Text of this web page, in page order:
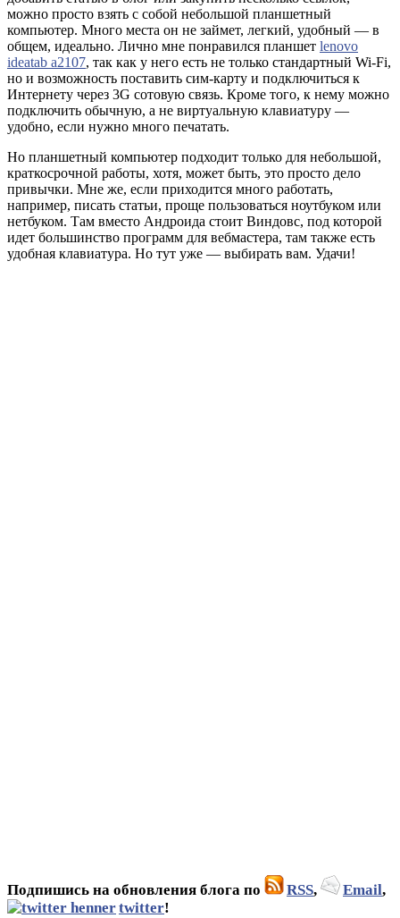
можно просто взять с собой небольшой планшетный
компьютер. Много места он не займет, легкий, удобный — в
общем, идеально. Лично мне понравился планшет lenovo
ideatab a2107, так как у него есть не только стандартный Wi-Fi,
но и возможность поставить сим-карту и подключиться к
Интернету через 3G сотовую связь. Кроме того, к нему можно
подключить обычную, а не виртуальную клавиатуру —
удобно, если нужно много печатать.
Но планшетный компьютер подходит только для небольшой,
краткосрочной работы, хотя, может быть, это просто дело
привычки. Мне же, если приходится много работать,
например, писать статьи, проще пользоваться ноутбуком или
нетбуком. Там вместо Андроида стоит Виндовс, под которой
идет большинство программ для вебмастера, там также есть
удобная клавиатура. Но тут уже — выбирать вам. Удачи!
Подпишись на обновления блога по RSS, Email,
twitter!